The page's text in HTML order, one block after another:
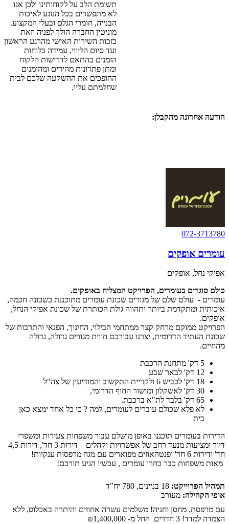
‬הבנייה, ‬חומרי‭ ‬הגלם‭ ‬ובעלי‭ ‬המקצוע.
‬שחלמתם‭ ‬עליו‭. ‬
הודעה אחרונה מהקבלן:
072-3713780
עומרים אופקים
אפיקי נחל, אופקים
כולם סוגרים בעומרים, הפרויקט המצליח באופקים.
עומרים - עולם שלם של מגורים שכונת עומרים מתוכננת כשכונה חכמה,
איכותית ומתקדמת ביותר ותהווה גולת הכותרת של שכונת אפיקי הנחל,
אופקים.
הפרויקט ממוקם מרחק קצר ממתחמי הבילוי, החינוך, הפנאי והתרבות של
שכונת העתיד הדרומית, יצרנו עבורכם חווית מגורים גדולה, גדולה
מהחיים.
5 דק' מתחנת הרכבת
12 דק' לבאר שבע
18 דק' לכביש 6 ולקריית התקשוב והמודיעין של צה"ל
30 דק' לאשקלון ומישור החוף הדרומי,
65 דק' בלבד לת"א ברכבת.
לא פלא שכולם עוברים לעומרים, למה ? כי כל אחד ימצא כאן
בית
הדירות בעומרים תוכננו באופן מושלם עבור משפחות צעירות ומשפרי
דיור ומציעות מנעד רחב של אפשרויות וקהלים – דירות 3 חד', דירות 4,5
חד' ודירות 6 חד' ופנטהאוזים מפוארים עם מגה מרפסות ענקיות!
מאות משפחות כבר בחרו עומרים , עכשיו הגיע תורכם!
תמהיל הפרוייקט:
אופי הקהילה: מעורב
עם מרפסת, מחסן וחניה! משלמים עשרה אחוזים והיתרה באכלוס, ללא
הצמדה למדד! 3 חדרים החל מ-
₪1,400,000